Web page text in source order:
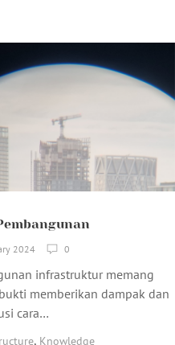
2024 0
infrastruktur memang
memberikan dampak dan
cara…
, Knowledge